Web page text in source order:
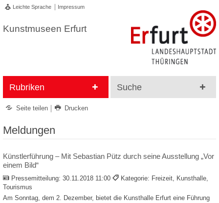
Leichte Sprache Impressum
Kunstmuseen Erfurt
Rubriken Suche
Seite teilen Drucken
Meldungen
Künstlerführung – Mit Sebastian Pütz durch seine Ausstellung „Vor
einem Bild“
Pressemitteilung: 30.11.2018 11:00
Kategorie: Freizeit, Kunsthalle,
Tourismus
Am Sonntag, dem 2. Dezember, bietet die Kunsthalle Erfurt eine Führung